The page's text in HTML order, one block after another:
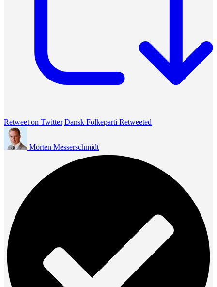
Retweet on Twitter Dansk Folkeparti Retweeted
Morten Messerschmidt